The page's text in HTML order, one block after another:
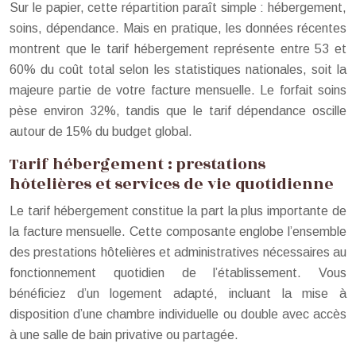
Sur le papier, cette répartition paraît simple : hébergement,
soins, dépendance. Mais en pratique, les données récentes
montrent que le tarif hébergement représente entre 53 et
60% du coût total selon les statistiques nationales, soit la
majeure partie de votre facture mensuelle. Le forfait soins
pèse environ 32%, tandis que le tarif dépendance oscille
autour de 15% du budget global.
Tarif hébergement : prestations
hôtelières et services de vie quotidienne
Le tarif hébergement constitue la part la plus importante de
la facture mensuelle. Cette composante englobe l’ensemble
des prestations hôtelières et administratives nécessaires au
fonctionnement quotidien de l’établissement. Vous
bénéficiez d’un logement adapté, incluant la mise à
disposition d’une chambre individuelle ou double avec accès
à une salle de bain privative ou partagée.